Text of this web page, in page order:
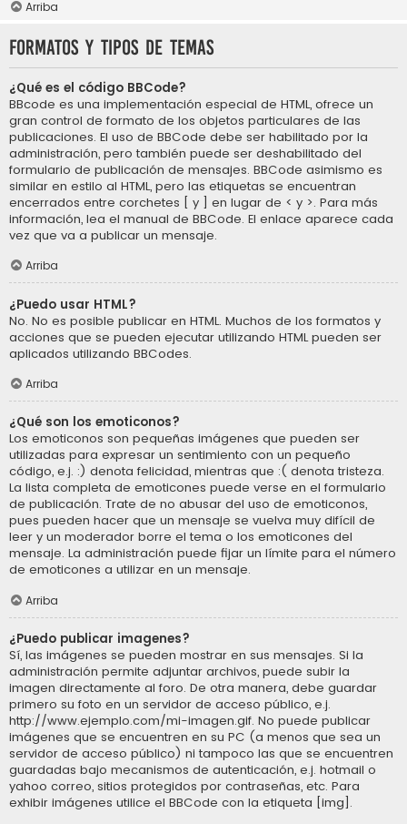
Arriba
Formatos y tipos de temas
¿Qué es el código BBCode?
BBcode es una implementación especial de HTML, ofrece un
gran control de formato de los objetos particulares de las
publicaciones. El uso de BBCode debe ser habilitado por la
administración, pero también puede ser deshabilitado del
formulario de publicación de mensajes. BBCode asimismo es
similar en estilo al HTML, pero las etiquetas se encuentran
encerrados entre corchetes [ y ] en lugar de < y >. Para más
información, lea el manual de BBCode. El enlace aparece cada
vez que va a publicar un mensaje.
Arriba
¿Puedo usar HTML?
No. No es posible publicar en HTML. Muchos de los formatos y
acciones que se pueden ejecutar utilizando HTML pueden ser
aplicados utilizando BBCodes.
Arriba
¿Qué son los emoticonos?
Los emoticonos son pequeñas imágenes que pueden ser
utilizadas para expresar un sentimiento con un pequeño
código, e.j. :) denota felicidad, mientras que :( denota tristeza.
La lista completa de emoticones puede verse en el formulario
de publicación. Trate de no abusar del uso de emoticonos,
pues pueden hacer que un mensaje se vuelva muy difícil de
leer y un moderador borre el tema o los emoticones del
mensaje. La administración puede fijar un límite para el número
de emoticones a utilizar en un mensaje.
Arriba
¿Puedo publicar imagenes?
Sí, las imágenes se pueden mostrar en sus mensajes. Si la
administración permite adjuntar archivos, puede subir la
imagen directamente al foro. De otra manera, debe guardar
primero su foto en un servidor de acceso público, e.j.
http://www.ejemplo.com/mi-imagen.gif. No puede publicar
imágenes que se encuentren en su PC (a menos que sea un
servidor de acceso público) ni tampoco las que se encuentren
guardadas bajo mecanismos de autenticación, e.j. hotmail o
yahoo correo, sitios protegidos por contraseñas, etc. Para
exhibir imágenes utilice el BBCode con la etiqueta [img].